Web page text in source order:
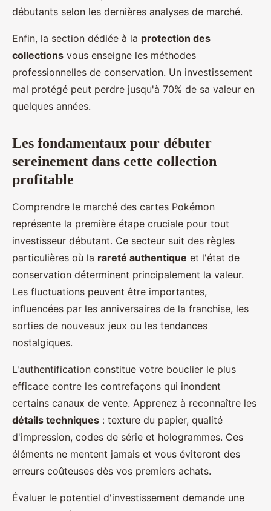
débutants selon les dernières analyses de marché.
Enfin, la section dédiée à la protection des
collections vous enseigne les méthodes
professionnelles de conservation. Un investissement
mal protégé peut perdre jusqu'à 70% de sa valeur en
quelques années.
Les fondamentaux pour débuter
sereinement dans cette collection
profitable
Comprendre le marché des cartes Pokémon
représente la première étape cruciale pour tout
investisseur débutant. Ce secteur suit des règles
particulières où la rareté authentique et l'état de
conservation déterminent principalement la valeur.
Les fluctuations peuvent être importantes,
influencées par les anniversaires de la franchise, les
sorties de nouveaux jeux ou les tendances
nostalgiques.
L'authentification constitue votre bouclier le plus
efficace contre les contrefaçons qui inondent
certains canaux de vente. Apprenez à reconnaître les
détails techniques : texture du papier, qualité
d'impression, codes de série et hologrammes. Ces
éléments ne mentent jamais et vous éviteront des
erreurs coûteuses dès vos premiers achats.
Évaluer le potentiel d'investissement demande une